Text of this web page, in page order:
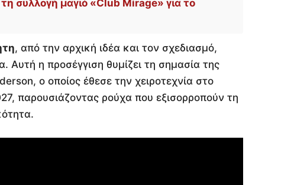
συλλογή μαγιό «Club Mirage» για το
, από την αρχική ιδέα και τον σχεδιασμό,
Αυτή η προσέγγιση θυμίζει τη σημασία της
ο οποίος έθεσε την χειροτεχνία στο
παρουσιάζοντας ρούχα που εξισορροπούν τη